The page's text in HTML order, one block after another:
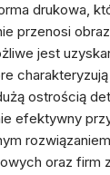
drukowa,
przenosi
jest
ostrością
efektywny
oraz firm